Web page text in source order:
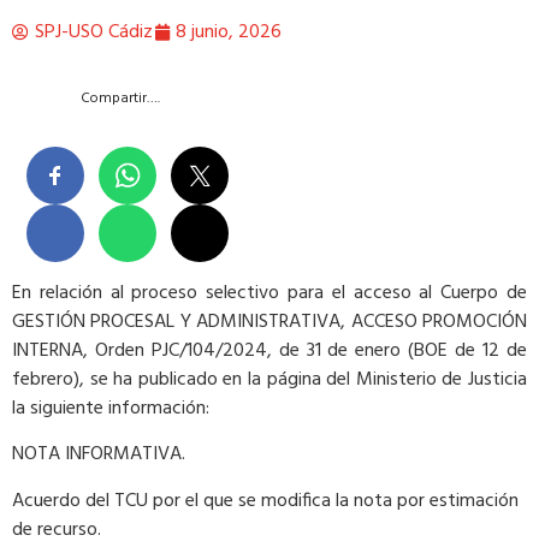
SPJ-USO Cádiz 8 junio, 2026
Compartir….
En relación al proceso selectivo para el acceso al Cuerpo de
GESTIÓN PROCESAL Y ADMINISTRATIVA, ACCESO PROMOCIÓN
INTERNA, Orden PJC/104/2024, de 31 de enero (BOE de 12 de
febrero), se ha publicado en la página del Ministerio de Justicia
la siguiente información:
NOTA INFORMATIVA.
​Acuerdo​​ del TCU por el que se modifica la nota por estimación
de recurso.